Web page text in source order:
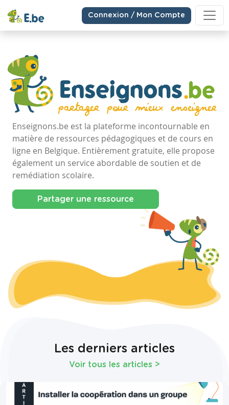
Connexion / Mon Compte
Enseignons.be est la plateforme incontournable en
matière de ressources pédagogiques et de cours en
ligne en Belgique. Entièrement gratuite, elle propose
également un service abordable de soutien et de
remédiation scolaire.
Partager une ressource
Les derniers articles
Voir tous les articles >